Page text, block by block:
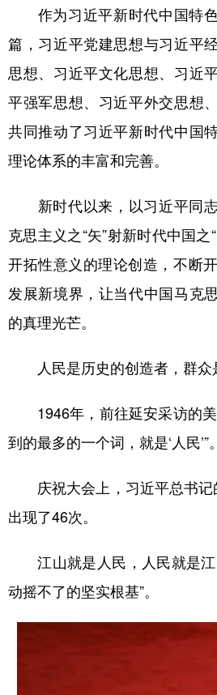
作为习近平新时代中国特色
篇，习近平党建思想与习近平
思想、习近平文化思想、习近
平强军思想、习近平外交思想
共同推动了习近平新时代中国
理论体系的丰富和完善。
新时代以来，以习近平同志
克思主义之“矢”射新时代中国之
开拓性意义的理论创造，不断
发展新境界，让当代中国马克
的真理光芒。
人民是历史的创造者，群众
1946年，前往延安采访的美
到的最多的一个词，就是‘人民’”。
庆祝大会上，习近平总书记
出现了46次。
江山就是人民，人民就是江
动摇不了的坚实根基”。